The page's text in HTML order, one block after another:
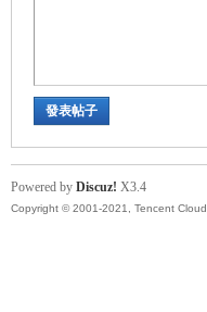
發表帖子
Powered by Discuz! X3.4
Copyright © 2001-2021, Tencent Cloud.